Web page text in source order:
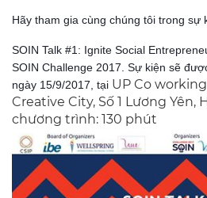
Hãy tham gia cùng chúng tôi trong sự
SOIN Talk #1: Ignite Social
SOIN Challenge 2017. Sự kiện sẽ
ngày 15/9/2017, tại UP Co
Creative City, Số 1 Lương Yên,
chương trình: 130 phút